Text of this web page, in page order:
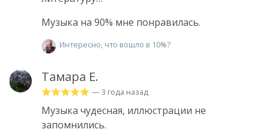
Музыка на 90% мне понравилась.
Интересно, что вошло в 10%?
Тамара Е.
— 3 года назад
Музыка чудесная, иллюстрации не
запомнились.